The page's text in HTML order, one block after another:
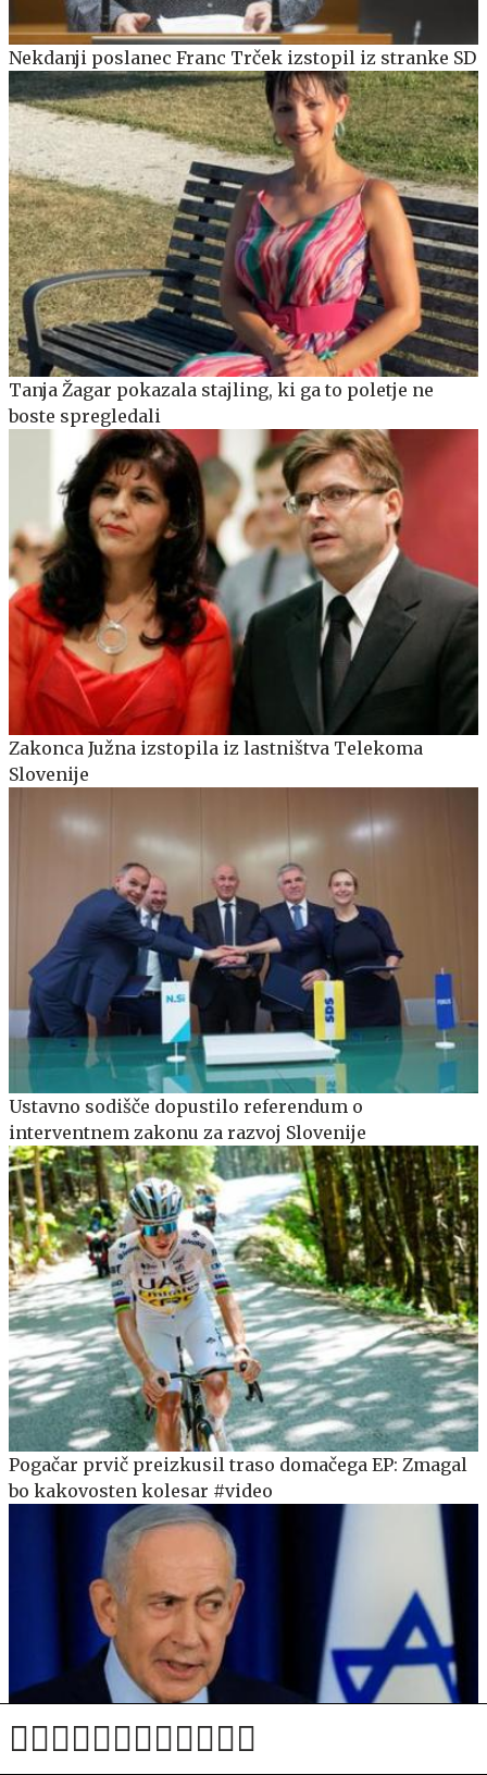
Nekdanji poslanec Franc Trček izstopil iz stranke SD
Tanja Žagar pokazala stajling, ki ga to poletje ne
boste spregledali
Zakonca Južna izstopila iz lastništva Telekoma
Slovenije
Ustavno sodišče dopustilo referendum o
interventnem zakonu za razvoj Slovenije
Pogačar prvič preizkusil traso domačega EP: Zmagal
bo kakovosten kolesar #video